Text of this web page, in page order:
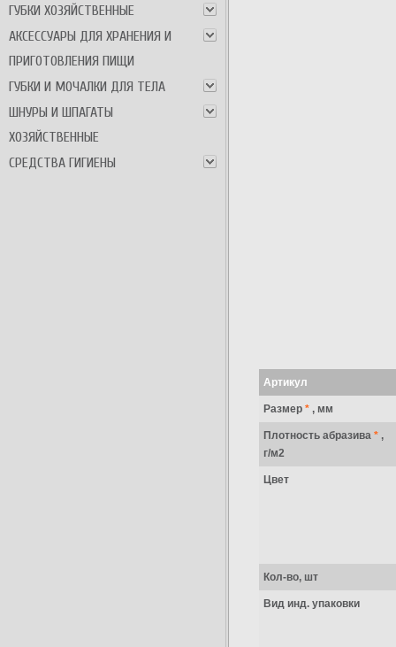
ГУБКИ ХОЗЯЙСТВЕННЫЕ
АКСЕССУАРЫ ДЛЯ ХРАНЕНИЯ И
ПРИГОТОВЛЕНИЯ ПИЩИ
ГУБКИ И МОЧАЛКИ ДЛЯ ТЕЛА
ШНУРЫ И ШПАГАТЫ
ХОЗЯЙСТВЕННЫЕ
СРЕДСТВА ГИГИЕНЫ
Артикул
Размер* , мм
Плотность абразива* ,
г/м2
Цвет
Кол-во, шт
Вид инд. упаковки